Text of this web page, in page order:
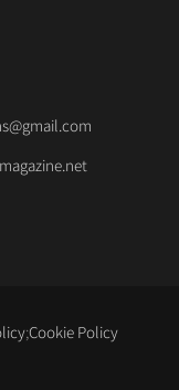
;Cookie Policy